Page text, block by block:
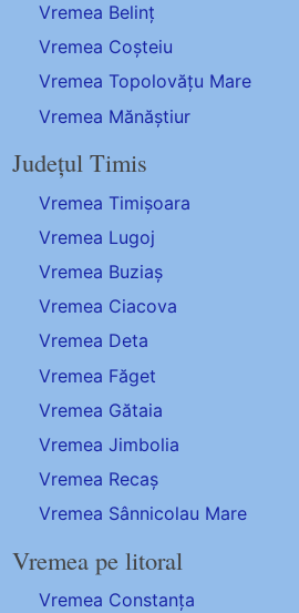
Vremea Belinț
Vremea Coșteiu
Vremea Topolovățu Mare
Vremea Mănăștiur
Județul Timis
Vremea Timișoara
Vremea Lugoj
Vremea Buziaș
Vremea Ciacova
Vremea Deta
Vremea Făget
Vremea Gătaia
Vremea Jimbolia
Vremea Recaș
Vremea Sânnicolau Mare
Vremea pe litoral
Vremea Constanța